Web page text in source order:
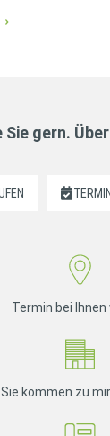
Sie gern.
TERMIN
Termin bei Ihnen
Sie kommen zu